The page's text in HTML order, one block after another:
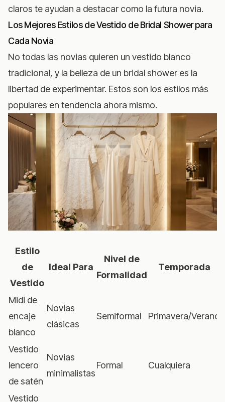
claros te ayudan a destacar como la futura novia.
Los Mejores Estilos de Vestido de Bridal Shower para
Cada Novia
No todas las novias quieren un vestido blanco
tradicional, y la belleza de un bridal shower es la
libertad de experimentar. Estos son los estilos más
populares en tendencia ahora mismo.
Estilo
de
Vestido
Ideal Para
Nivel de
Formalidad
Temporada
Midi de
encaje
blanco
Novias
clásicas
Semiformal Primavera/Verano
Vestido
lencero
de satén
Novias
minimalistas
Formal Cualquiera
Vestido